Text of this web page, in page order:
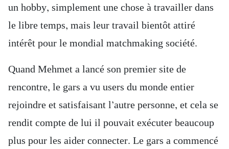
un hobby, simplement une chose à travailler dans
le libre temps, mais leur travail bientôt attiré
intérêt pour le mondial matchmaking société.
Quand Mehmet a lancé son premier site de
rencontre, le gars a vu users du monde entier
rejoindre et satisfaisant l’autre personne, et cela se
rendit compte de lui il pouvait exécuter beaucoup
plus pour les aider connecter. Le gars a commencé